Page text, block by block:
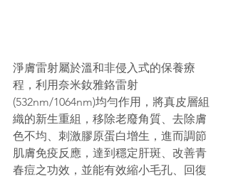
淨膚雷射屬於溫和非侵入式的保養療
程，利用奈米釹雅鉻雷射
(532nm/1064nm)均勻作用，將真皮層組
織的新生重組，移除老廢角質、去除膚
色不均、刺激膠原蛋白增生，進而調節
肌膚免疫反應，達到穩定肝斑、改善青
春痘之功效，並能有效縮小毛孔、回復